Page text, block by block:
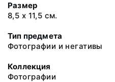
Размер
8,5 х 11,5 см.
Тип предмета
Фотографии и негативы
Коллекция
Фотографии